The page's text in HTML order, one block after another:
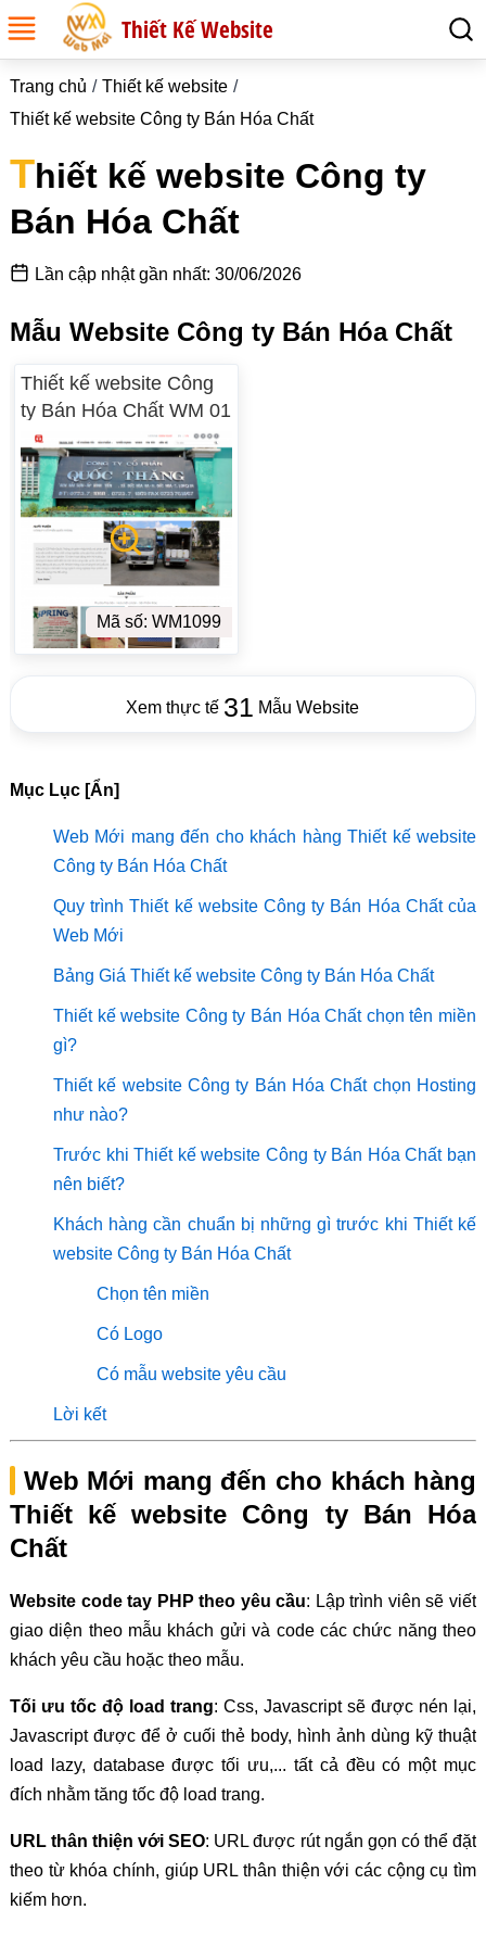
Thiết Kế Website
Trang chủ
Thiết kế website
Thiết kế website Công ty Bán Hóa Chất
Thiết kế website Công ty
Bán Hóa Chất
Lần cập nhật gần nhất: 30/06/2026
Mẫu Website Công ty Bán Hóa Chất
Thiết kế website Công
ty Bán Hóa Chất WM 01
Mã số: WM1099
Xem thực tế 31 Mẫu Website
Mục Lục [Ẩn]
Web Mới mang đến cho khách hàng Thiết kế website
Công ty Bán Hóa Chất
Quy trình Thiết kế website Công ty Bán Hóa Chất của
Web Mới
Bảng Giá Thiết kế website Công ty Bán Hóa Chất
Thiết kế website Công ty Bán Hóa Chất chọn tên miền
gì?
Thiết kế website Công ty Bán Hóa Chất chọn Hosting
như nào?
Trước khi Thiết kế website Công ty Bán Hóa Chất bạn
nên biết?
Khách hàng cần chuẩn bị những gì trước khi Thiết kế
website Công ty Bán Hóa Chất
Chọn tên miền
Có Logo
Có mẫu website yêu cầu
Lời kết
Web Mới mang đến cho khách hàng
Thiết kế website Công ty Bán Hóa
Chất
Website code tay PHP theo yêu cầu: Lập trình viên sẽ viết
giao diện theo mẫu khách gửi và code các chức năng theo
khách yêu cầu hoặc theo mẫu.
Tối ưu tốc độ load trang: Css, Javascript sẽ được nén lại,
Javascript được để ở cuối thẻ body, hình ảnh dùng kỹ thuật
load lazy, database được tối ưu,... tất cả đều có một mục
đích nhằm tăng tốc độ load trang.
URL thân thiện với SEO: URL được rút ngắn gọn có thể đặt
theo từ khóa chính, giúp URL thân thiện với các cộng cụ tìm
kiếm hơn.